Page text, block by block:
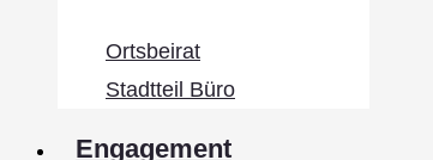
Ortsbeirat
Stadtteil Büro
Engagement